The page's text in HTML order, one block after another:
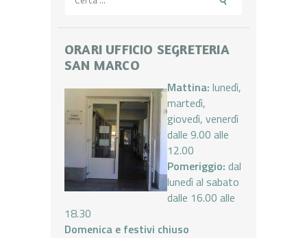
per:
ORARI UFFICIO SEGRETERIA
SAN MARCO
Mattina: lunedì,
martedì,
giovedì, venerdì
dalle 9.00 alle
12.00
Pomeriggio: dal
lunedì al sabato
dalle 16.00 alle
18.30
Domenica e festivi chiuso